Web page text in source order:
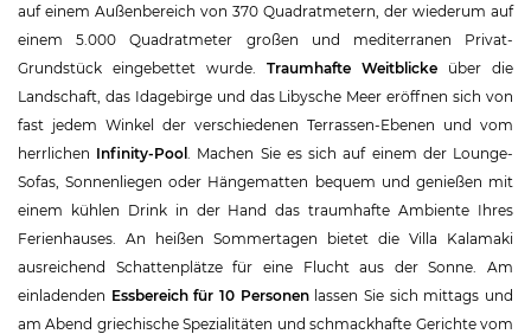
auf einem Außenbereich von 370 Quadratmetern, der wiederum auf
einem 5.000 Quadratmeter großen und mediterranen Privat-
Grundstück eingebettet wurde. Traumhafte Weitblicke über die
Landschaft, das Idagebirge und das Libysche Meer eröffnen sich von
fast jedem Winkel der verschiedenen Terrassen-Ebenen und vom
herrlichen Infinity-Pool . Machen Sie es sich auf einem der Lounge-
Sofas, Sonnenliegen oder Hängematten bequem und genießen mit
einem kühlen Drink in der Hand das traumhafte Ambiente Ihres
Ferienhauses. An heißen Sommertagen bietet die Villa Kalamaki
ausreichend Schattenplätze für eine Flucht aus der Sonne. Am
einladenden Essbereich für 10 Personenlassen Sie sich mittags und
am Abend griechische Spezialitäten und schmackhafte Gerichte vom